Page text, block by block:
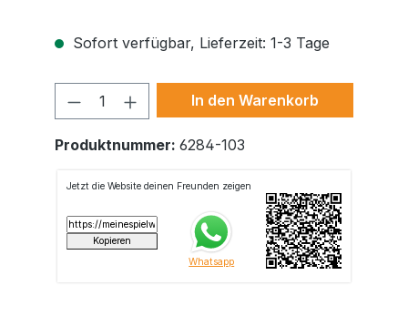
Sofort verfügbar, Lieferzeit: 1-3 Tage
Produkt Anzahl: Gib den
In den Warenkorb
Produktnummer: 6284-103